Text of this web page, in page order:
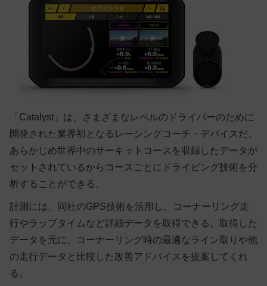
「Catalyst」は、さまざまなレベルのドライバーのために
開発された業界初となるレーシングコーチ・デバイスだ。
あらかじめ世界中のサーキットコースを収録したデータが
セットされているからコースごとにドライビング技術を分
析することができる。
計測には、同社のGPS技術を活用し、コーナーリング走
行やラップタイムなど詳細データを取得できる。取得した
データを元に、コーナーリング時の最適なライン取りや他
の走行データと比較した改善アドバイスを提案してくれ
る。